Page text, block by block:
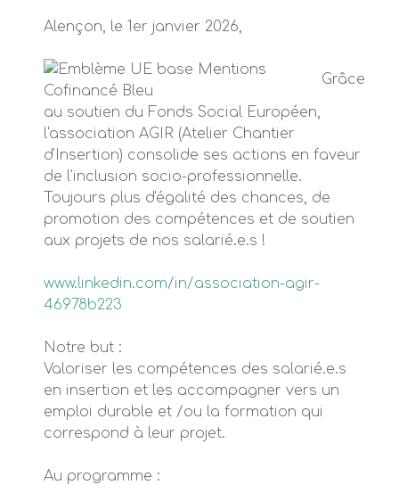
Alençon, le 1er janvier 2026,
Grâce
au soutien du Fonds Social Européen,
l'association AGIR (Atelier Chantier
d'Insertion) consolide ses actions en faveur
de l'inclusion socio-professionnelle.
Toujours plus d'égalité des chances, de
promotion des compétences et de soutien
aux projets de nos salarié.e.s !
www.linkedin.com/in/association-agir-
46978b223
Notre but :
Valoriser les compétences des salarié.e.s
en insertion et les accompagner vers un
emploi durable et /ou la formation qui
correspond à leur projet.
Au programme :